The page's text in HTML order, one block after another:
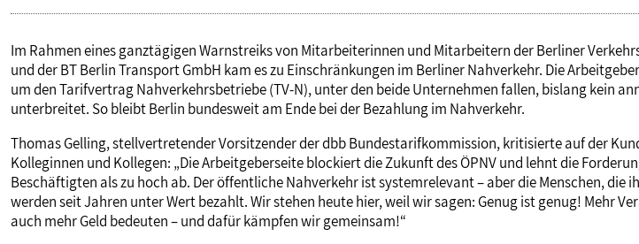
Im Rahmen eines ganztägigen Warnstreiks von Mitarbeiterinnen und Mitarbeitern der Berliner
und der BT Berlin Transport GmbH kam es zu Einschränkungen im Berliner Nahverkehr. Die
um den Tarifvertrag Nahverkehrsbetriebe (TV-N), unter den beide Unternehmen fallen, bislang kein
unterbreitet. So bleibt Berlin bundesweit am Ende bei der Bezahlung im Nahverkehr.
Thomas Gelling, stellvertretender Vorsitzender der dbb Bundestarifkommission, kritisierte auf der
Kolleginnen und Kollegen: „Die Arbeitgeberseite blockiert die Zukunft des ÖPNV und lehnt die
Beschäftigten als zu hoch ab. Der öffentliche Nahverkehr ist systemrelevant – aber die Menschen, die
werden seit Jahren unter Wert bezahlt. Wir stehen heute hier, weil wir sagen: Genug ist genug! Mehr
auch mehr Geld bedeuten – und dafür kämpfen wir gemeinsam!“